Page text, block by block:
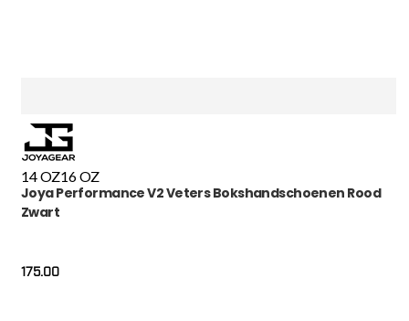
14 OZ16 OZ
Joya Performance V2 Veters Bokshandschoenen Rood
Zwart
175.00